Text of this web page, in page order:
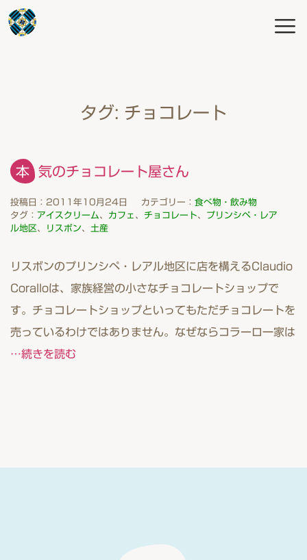
タグ: チョコレート
本気のチョコレート屋さん
投稿日：2011年10月24日 カテゴリー： 食べ物・飲み物
タグ： アイスクリーム、 カフェ 、 チョコレート、 プリンシペ・レア
ル地区、 リスボン、 土産
リスボンのプリンシペ・レアル地区に店を構えるClaudio
Coralloは、家族経営の小さなチョコレートショップで
す。チョコレートショップといってもただチョコレートを
売っているわけではありません。なぜならコラーロ一家は
…続きを読む